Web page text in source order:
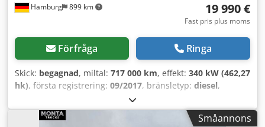
Hamburg 899 km 19 990 €
Fast pris plus moms
Förfråga Ringa
Skick: begagnad, miltal: 717 000 km, effekt: 340 kW (462,27
hk), första registrering: 09/2017, bränsletyp: diesel,
, axelkonfiguration:
besiktning (TÜV):06/2027, bromsar:retarder, färg:vit,
växeltyp:automatisk Euro 6 Småannons